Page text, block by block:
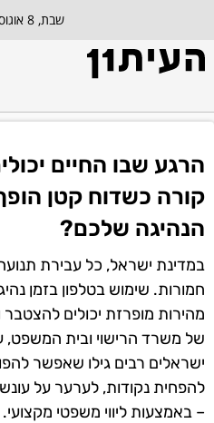
שבת, 8 אוגוסט 2026
הרגע שבו החיים
קורה כשדוח קטן
הנהיגה שלכם?
במדינת ישראל, כל עבירת
חמורות. שימוש בטלפון בזמן
מהירות מופרזת יכולים
של משרד הרישוי ובית המשפט,
ישראלים רבים גילו שאפשר
להפחית נקודות, לערער על
– באמצעות ליווי משפטי מקצועי.